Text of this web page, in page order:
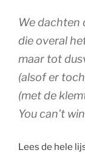
We dachten
die overal
maar tot
(alsof er
(met de
You can’t
Lees de hele